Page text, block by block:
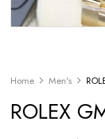
Home Men's
ROLEX